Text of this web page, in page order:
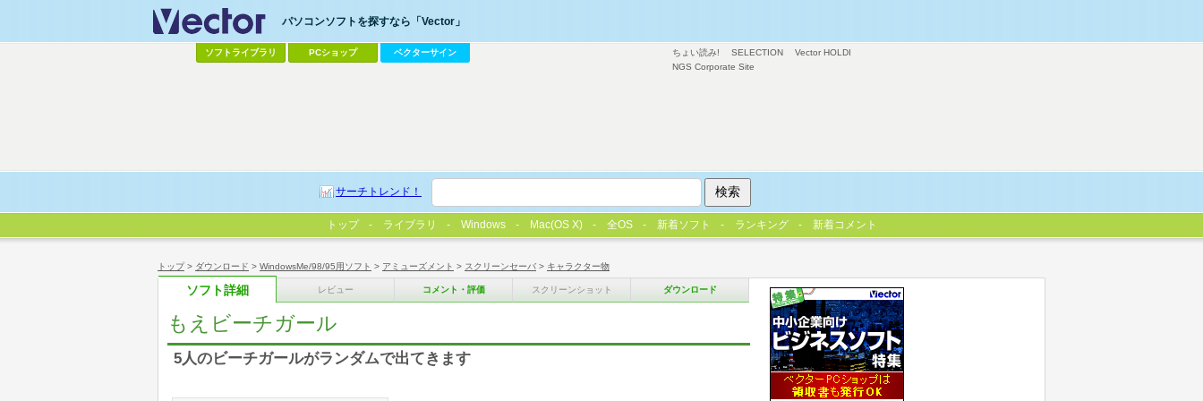
トップ> ダウンロード > WindowsMe/98/95用ソフト > アミューズメント > スクリーンセーバ > キャラクター物
ソフト詳細 レビュー コメント・評価 スクリーンショット ダウンロード
もえビーチガール
5人のビーチガールがランダムで出てきます
ちょい読み! SELECTION
Vector HOLDI
NGS Corporate Site
パソコンソフトを探すなら「Vector」
ソフトライブラリ PCショップ ベクターサイン
サーチトレンド！
トップ ライブラリ Windows Mac(OS X) 全OS 新着ソフト ランキング 新着コメント